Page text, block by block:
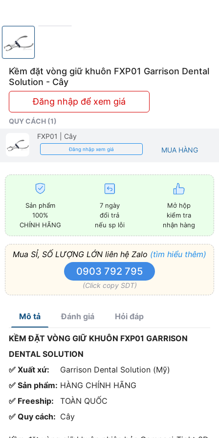
Kềm đặt vòng giữ khuôn FXP01 Garrison Dental
Solution - Cây
Đăng nhập để xem giá
QUY CÁCH (1)
FXP01
| Cây
Đăng nhập xem giá MUA HÀNG
Sản phẩm
100%
CHÍNH HÃNG
7 ngày
đổi trả
nếu sp lỗi
Mở hộp
kiểm tra
nhận hàng
Mua SỈ, SỐ LƯỢNG LỚN liên hệ Zalo (tìm hiểu thêm)
0903 792 795
(Click copy SDT)
Mô tả Đánh giá Hỏi đáp
KỀM ĐẶT VÒNG GIỮ KHUÔN FXP01 GARRISON
DENTAL SOLUTION
✅ Xuất xứ:
Garrison Dental Solution (Mỹ)
✅ Sản phẩm: HÀNG CHÍNH HÃNG
✅ Freeship:
TOÀN QUỐC
✅ Quy cách: Cây